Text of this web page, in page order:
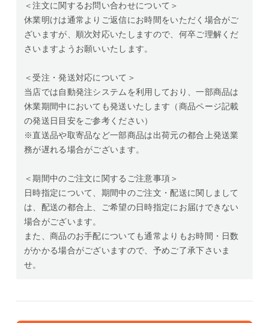
＜注文に関するお問い合わせについて＞
休業明けは通常よりご返信にお時間をいただく場合がご
ざいますが、順次対応いたしますので、何卒ご理解くだ
さいますようお願いいたします。
＜受注・発送対応について＞
当店では自動発注システムを利用しており、一部商品は
休業期間中においても発送いたします（商品ページ記載
の発送日目安をご参考ください）
※直送品や取寄品など一部商品は出荷元の都合上発送業
務が遅れる場合がございます。
＜期間中のご注文に関するご注意事項＞
日時指定について、期間中のご注文・配送に関しまして
は、配送の都合上、ご希望の日時指定にお届けできない
場合がございます。
また、商品のお手配についても通常よりもお時間・日数
がかかる場合がございますので、予めご了承下さいま
せ。